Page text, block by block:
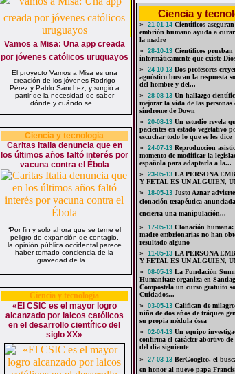
Vamos a Misa: Una app creada
por jóvenes católicos uruguayos
El proyecto Vamos a Misa es una
creación de los jóvenes Rodrigo
Pérez y Pablo Sánchez, y surgió a
partir de la necesidad de saber
dónde y cuándo se...
Ciencia y tecnologia
Caritas Italia denuncia que en
los últimos años faltó interés por
vacuna contra el Ébola
“Por fin y solo ahora que se teme el
peligro de expansión de contagio,
la opinión pública occidental parece
haber tomado conciencia de la
gravedad de la...
Ciencia y tecnologia
«El CSIC es el mayor logro
alcanzado por laicos católicos
en el desarrollo científico del
siglo XX»
Ciencia y
» 21-01-14Científicos aseguran
embrión humano ayuda a curar
la madre
»
28-10-13Científicos prueban
informáticamente que existe
»
24-10-13Dos profesores
agnóstico buscan la respuesta
del hombre y del...
»
28-08-13Un hallazgo
mejorar la vida de las personas
síndrome de Down
»
20-08-13Un estudio revela
pacientes en estado vegetativo
escuchar todo lo que se les dice
»
24-07-13Reproducción
momento de modificar la
española para adaptarla a la...
»
23-05-13LA PERSONA
Y FETAL ES UN ALGUIEN,
»
18-05-13Justo Aznar
clonación terapéutica
encierra una manipulación...
»
17-05-13Clonación humana:
madre embrionarias no han
resultado alguno
»
11-05-13LA PERSONA
Y FETAL ES UN ALGUIEN,
»
08-05-13La Fundación
Humanitate organiza en
Compostela un curso gratuito
Cuidados...
»
03-05-13Califican de
niña de dos años de tráquea
su propia médula ósea
»
02-04-13Un equipo
confirma el carácter abortivo
del día siguiente
»
27-03-13BerGoogleo, el
en honor al nuevo papa